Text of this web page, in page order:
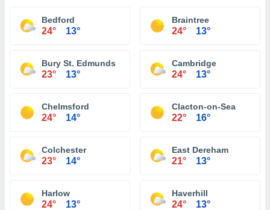
Bedford
24° 13°
Braintree
24° 13°
Bury St. Edmunds
23° 13°
Cambridge
24° 13°
Chelmsford
24° 14°
Clacton-on-Sea
22° 16°
Colchester
23° 14°
East Dereham
21° 13°
Harlow
24° 13°
Haverhill
24° 13°